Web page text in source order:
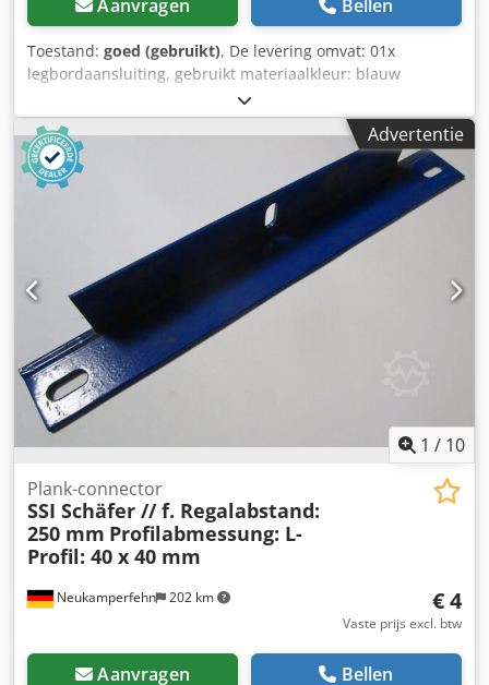
Aanvragen Bellen
Toestand: goed (gebruikt), De levering omvat: 01x
legbordaansluiting, gebruikt materiaalkleur: blauw
Fabrikant: Vogelsang Type: NS Geschikt voor
frameprofielbreedte: ca. 70 mm voor plankafstand: ca. 250
mm afm. kopplaten: 130 x 60 mm profielafmeting: U 62 x
45 mm Cjdpsi Hpkxofx Ab Uoha Gewicht: ca. 1.660 kg | st.
Algemene informatie over het artikel: Dit artikel wordt
uitsluitend ter afhaling aangeboden. Aan eventueel extra
transport of verzending van dit artikel zijn extra kosten
verbonden, die afhankelijk van de leveringsplaats of
leveringsomvang apart bij ons kunnen worden
aangevraagd.
Advertentie
1 / 10
Neukamperfehn 202 km
Plank-connector
SSI Schäfer // f. Regalabstand:
250 mm Profilabmessung: L-
Profil: 40 x 40 mm
€ 4
Vaste prijs excl. btw
Aanvragen Bellen